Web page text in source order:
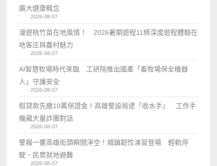
廣大健康概念
2026-08-07
漫遊桃竹苗在地風情！ 2026暑期遊程11條深度遊程體驗在
地客庄與農村魅力
2026-08-07
AI智慧牧場時代來臨 工研院推出國產「畜牧場保全機器
人」守護安全
2026-08-07
假貸款先繳10萬保證金！高雄警設局逮「收水手」 工作手
機藏大量詐團對話
2026-08-07
警報一響高雄街頭瞬間淨空！城鎮韌性演習登場 輕軌停
駛、民眾就地避難
2026-08-07